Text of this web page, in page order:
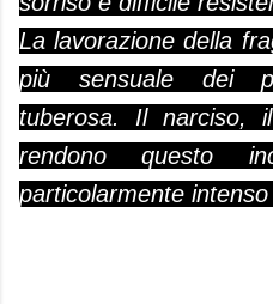
La lavorazione della
più sensuale dei
tuberosa. Il narciso,
rendono questo
particolarmente